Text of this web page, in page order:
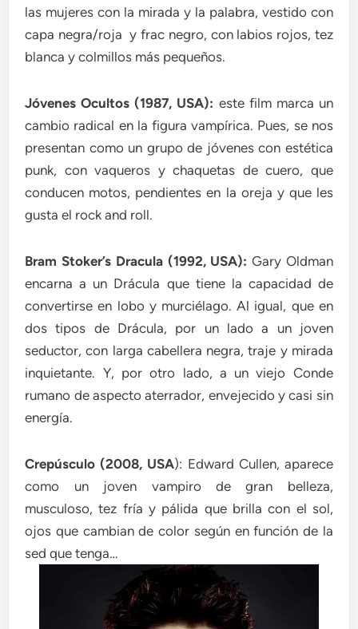
las mujeres con la mirada y la palabra, vestido con
capa negra/roja y frac negro, con labios rojos, tez
blanca y colmillos más pequeños.
Jóvenes Ocultos (1987, USA): este film marca un
cambio radical en la figura vampírica. Pues, se nos
presentan como un grupo de jóvenes con estética
punk, con vaqueros y chaquetas de cuero, que
conducen motos, pendientes en la oreja y que les
gusta el rock and roll.
Bram Stoker’s Dracula (1992, USA): Gary Oldman
encarna a un Drácula que tiene la capacidad de
convertirse en lobo y murciélago. Al igual, que en
dos tipos de Drácula, por un lado a un joven
seductor, con larga cabellera negra, traje y mirada
inquietante. Y, por otro lado, a un viejo Conde
rumano de aspecto aterrador, envejecido y casi sin
energía.
Crepúsculo (2008, USA): Edward Cullen, aparece
como un joven vampiro de gran belleza,
musculoso, tez fría y pálida que brilla con el sol,
ojos que cambian de color según en función de la
sed que tenga…